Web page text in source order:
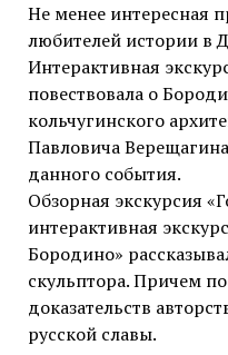
Не менее интересная
любителей истории в
Интерактивная
повествовала о
кольчугинского
Павловича
данного события.
Обзорная экскурсия
интерактивная
Бородино»
скульптора. Причем
доказательств
русской славы.